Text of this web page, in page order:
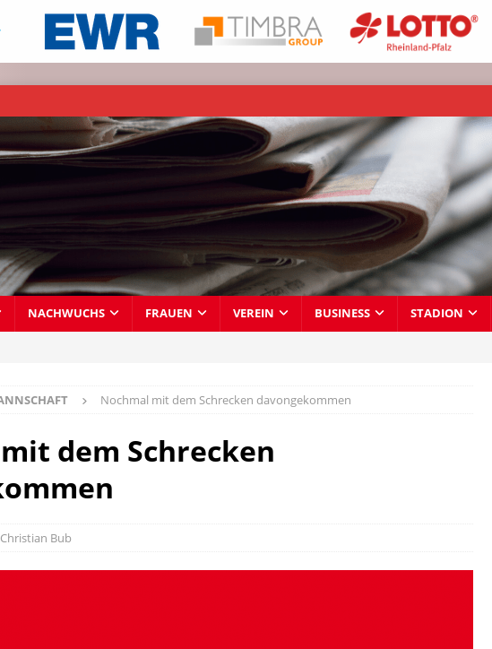
NACHWUCHS FRAUEN VEREIN BUSINESS STADION
Nochmal mit dem Schrecken davongekommen
dem Schrecken
Christian Bub